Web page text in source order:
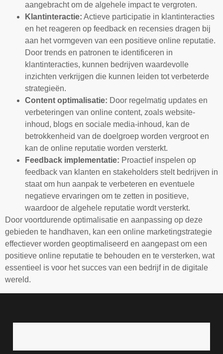
aangebracht om de algehele impact te vergroten.
Klantinteractie: Actieve participatie in klantinteracties
en het reageren op feedback en recensies dragen bij
aan het vormgeven van een positieve online reputatie.
Door trends en patronen te identificeren in
klantinteracties, kunnen bedrijven waardevolle
inzichten verkrijgen die kunnen leiden tot verbeterde
strategieën.
Content optimalisatie: Door regelmatig updates en
verbeteringen van online content, zoals website-
inhoud, blogs en sociale media-inhoud, kan de
betrokkenheid van de doelgroep worden vergroot en
kan de online reputatie worden versterkt.
Feedback implementatie: Proactief inspelen op
feedback van klanten en stakeholders stelt bedrijven in
staat om hun aanpak te verbeteren en eventuele
negatieve ervaringen om te zetten in positieve,
waardoor de algehele reputatie wordt versterkt.
Door voortdurende optimalisatie en aanpassing op deze
gebieden te handhaven, kan een online marketingstrategie
effectiever worden geoptimaliseerd en aangepast om een
positieve online reputatie te behouden en te versterken, wat
essentieel is voor het succes van een bedrijf in de digitale
wereld.